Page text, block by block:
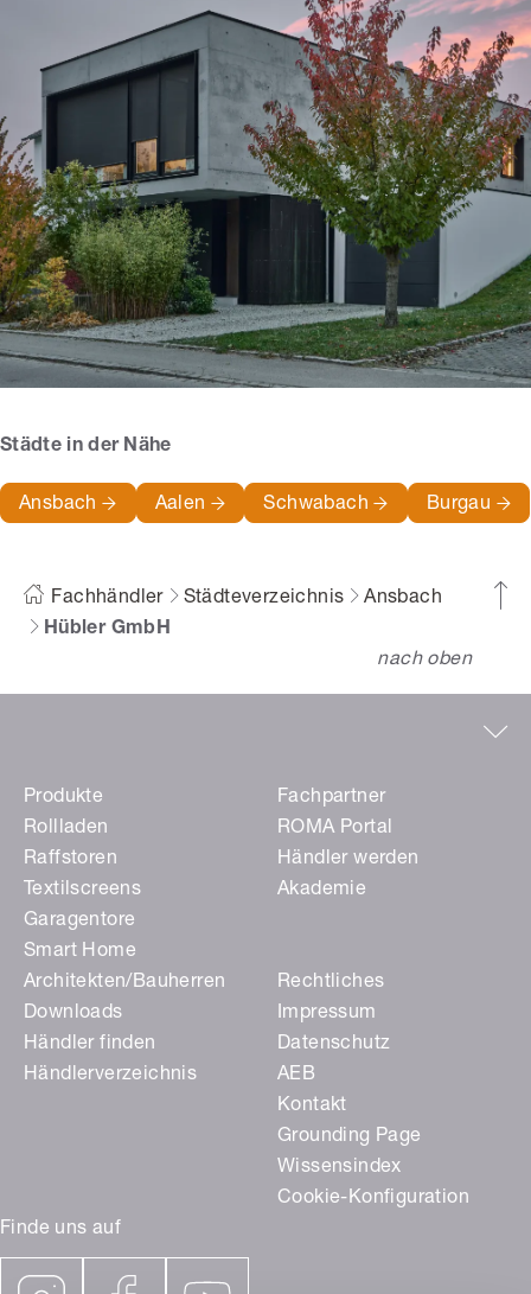
Städte in der Nähe
Ansbach Aalen Schwabach Burgau
Fachhändler Städteverzeichnis
Ansbach
Hübler GmbH
nach oben
Finde uns auf
Produkte
Rollladen
Raffstoren
Textilscreens
Garagentore
Smart Home
Fachpartner
ROMA Portal
Händler werden
Akademie
Architekten/Bauherren
Downloads
Händler finden
Händlerverzeichnis
Rechtliches
Impressum
Datenschutz
AEB
Kontakt
Grounding Page
Wissensindex
Cookie-Konfiguration